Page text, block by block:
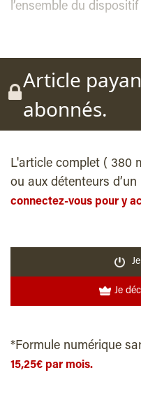
l’ensemble du
Article
abonnés.
L'article complet ( 380
ou aux détenteurs d’un
connectez-vous pour y
*Formule numérique
15,25€ par mois.